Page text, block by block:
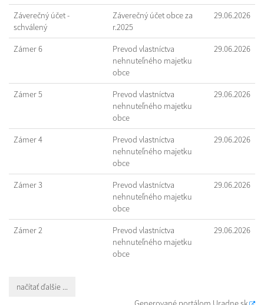
Záverečný účet -
schválený
Záverečný účet obce za
r.2025
29.06.2026
Zámer 6
Prevod vlastníctva
nehnuteľného majetku
obce
29.06.2026
Zámer 5
Prevod vlastníctva
nehnuteľného majetku
obce
29.06.2026
Zámer 4
Prevod vlastníctva
nehnuteľného majetku
obce
29.06.2026
Zámer 3
Prevod vlastníctva
nehnuteľného majetku
obce
29.06.2026
Zámer 2
Prevod vlastníctva
nehnuteľného majetku
obce
29.06.2026
načítať ďalšie ...